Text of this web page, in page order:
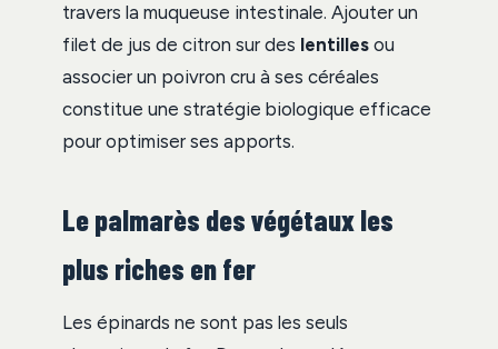
travers la muqueuse intestinale. Ajouter un
filet de jus de citron sur des lentilles ou
associer un poivron cru à ses céréales
constitue une stratégie biologique efficace
pour optimiser ses apports.
Le palmarès des végétaux les
plus riches en fer
Les épinards ne sont pas les seuls